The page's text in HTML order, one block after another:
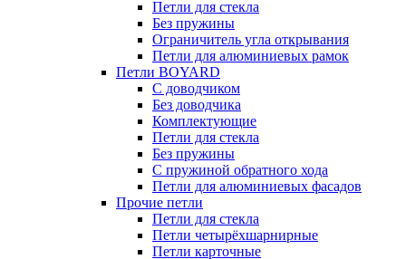
Петли для стекла
Без пружины
Ограничитель угла открывания
Петли для алюминиевых рамок
Петли BOYARD
С доводчиком
Без доводчика
Комплектующие
Петли для стекла
Без пружины
С пружиной обратного хода
Петли для алюминиевых фасадов
Прочие петли
Петли для стекла
Петли четырёхшарнирные
Петли карточные